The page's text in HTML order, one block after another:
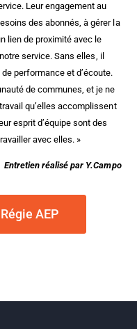
Leur engagement au
des abonnés, à gérer la
lien de proximité avec le
service. Sans elles, il
performance et d’écoute.
de communes, et je ne
qu’elles accomplissent
esprit d’équipe sont des
avec elles. »
Entretien réalisé par Y.Campo
AEP